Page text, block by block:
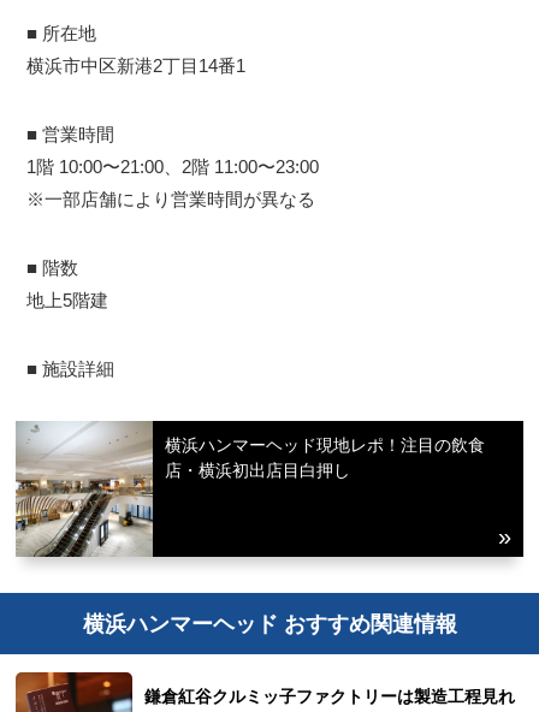
■ 所在地
横浜市中区新港2丁目14番1
■ 営業時間
1階 10:00〜21:00、2階 11:00〜23:00
※一部店舗により営業時間が異なる
■ 階数
地上5階建
■ 施設詳細
横浜ハンマーヘッド現地レポ！注目の飲食
店・横浜初出店目白押し
横浜ハンマーヘッド おすすめ関連情報
鎌倉紅谷クルミッ子ファクトリーは製造工程見れ